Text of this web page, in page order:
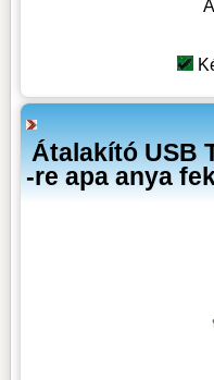
Átalakító USB
-re apa anya